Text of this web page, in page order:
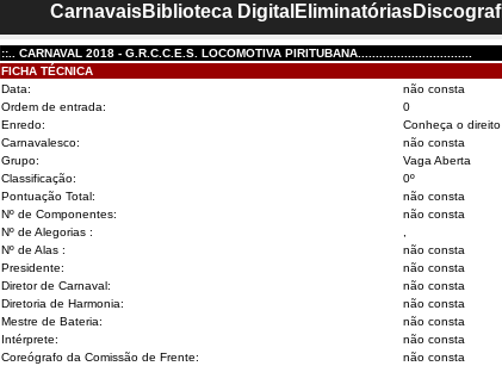
CarnavaisBiblioteca Digital Eliminatórias
::.. CARNAVAL 2018 - G.R.C.C.E.S. LOCOMOTIVA PIRITUBANA................................
FICHA TÉCNICA
Data:
não consta
Ordem de entrada:
0
Enredo:
Conheça o
Carnavalesco:
não consta
Grupo:
Vaga Aberta
Classificação:
0º
Pontuação Total:
não consta
Nº de Componentes:
não consta
Nº de Alegorias :
Nº de Alas :
não consta
Presidente:
não consta
Diretor de Carnaval:
não consta
Diretoria de Harmonia:
não consta
Mestre de Bateria:
não consta
Intérprete:
não consta
Coreógrafo da Comissão de Frente:
não consta